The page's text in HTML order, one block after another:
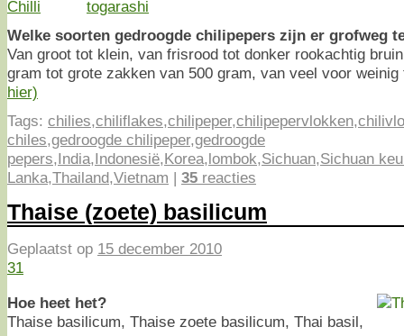
Welke soorten gedroogde chilipepers zijn er grofweg
Van groot tot klein, van frisrood tot donker rookachtig
gram tot grote zakken van 500 gram, van veel voor
hier)
Tags: chilies,chiliflakes,chilipeper,chilipepervlokken,
chiles,gedroogde chilipeper,gedroogde
pepers,India,Indonesië,Korea,lombok,Sichuan,Sichuan
Lanka,Thailand,Vietnam | 35 reacties
Thaise (zoete) basilicum
Geplaatst op 15 december 2010
31
Hoe heet het?
Thaise basilicum, Thaise zoete basilicum, Thai basil,